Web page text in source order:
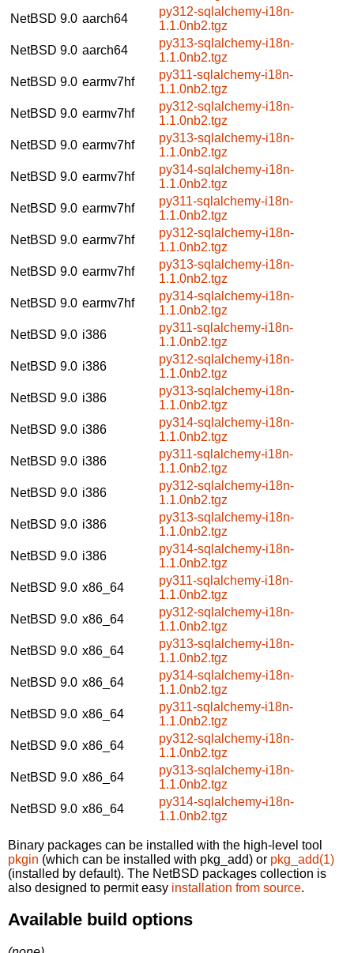
NetBSD 9.0 aarch64
py312-sqlalchemy-i18n-
1.1.0nb2.tgz
NetBSD 9.0 aarch64
py313-sqlalchemy-i18n-
1.1.0nb2.tgz
NetBSD 9.0 earmv7hf
py311-sqlalchemy-i18n-
1.1.0nb2.tgz
NetBSD 9.0 earmv7hf
py312-sqlalchemy-i18n-
1.1.0nb2.tgz
NetBSD 9.0 earmv7hf
py313-sqlalchemy-i18n-
1.1.0nb2.tgz
NetBSD 9.0 earmv7hf
py314-sqlalchemy-i18n-
1.1.0nb2.tgz
NetBSD 9.0 earmv7hf
py311-sqlalchemy-i18n-
1.1.0nb2.tgz
NetBSD 9.0 earmv7hf
py312-sqlalchemy-i18n-
1.1.0nb2.tgz
NetBSD 9.0 earmv7hf
py313-sqlalchemy-i18n-
1.1.0nb2.tgz
NetBSD 9.0 earmv7hf
py314-sqlalchemy-i18n-
1.1.0nb2.tgz
NetBSD 9.0 i386
py311-sqlalchemy-i18n-
1.1.0nb2.tgz
NetBSD 9.0 i386
py312-sqlalchemy-i18n-
1.1.0nb2.tgz
NetBSD 9.0 i386
py313-sqlalchemy-i18n-
1.1.0nb2.tgz
NetBSD 9.0 i386
py314-sqlalchemy-i18n-
1.1.0nb2.tgz
NetBSD 9.0 i386
py311-sqlalchemy-i18n-
1.1.0nb2.tgz
NetBSD 9.0 i386
py312-sqlalchemy-i18n-
1.1.0nb2.tgz
NetBSD 9.0 i386
py313-sqlalchemy-i18n-
1.1.0nb2.tgz
NetBSD 9.0 i386
py314-sqlalchemy-i18n-
1.1.0nb2.tgz
NetBSD 9.0 x86_64
py311-sqlalchemy-i18n-
1.1.0nb2.tgz
NetBSD 9.0 x86_64
py312-sqlalchemy-i18n-
1.1.0nb2.tgz
NetBSD 9.0 x86_64
py313-sqlalchemy-i18n-
1.1.0nb2.tgz
NetBSD 9.0 x86_64
py314-sqlalchemy-i18n-
1.1.0nb2.tgz
NetBSD 9.0 x86_64
py311-sqlalchemy-i18n-
1.1.0nb2.tgz
NetBSD 9.0 x86_64
py312-sqlalchemy-i18n-
1.1.0nb2.tgz
NetBSD 9.0 x86_64
py313-sqlalchemy-i18n-
1.1.0nb2.tgz
NetBSD 9.0 x86_64
py314-sqlalchemy-i18n-
1.1.0nb2.tgz
Binary packages can be installed with the high-level tool
pkgin (which can be installed with pkg_add) or pkg_add(1)
(installed by default). The NetBSD packages collection is
also designed to permit easy installation from source.
Available build options